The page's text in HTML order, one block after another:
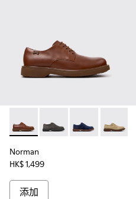
Norman - K100998-009 - 男
Norman - K100998-010
Norman -
Norman
HK$ 1,499
添加